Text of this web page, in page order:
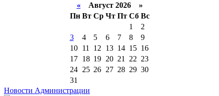
«Август 2026 »
Пн Вт Ср Чт Пт Сб Вс
1
2
3
4 5 6 7 8
9
10
11 12 13 14 15 16
17
18 19 20 21 22 23
24
25 26 27 28 29 30
31
Новости Администрации